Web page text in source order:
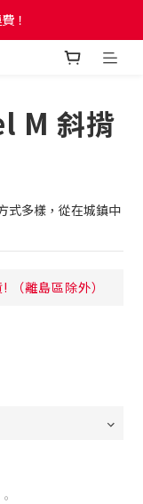
！
！
分! 儲夠50分當1蚊!
M 斜揹
式多樣，從在城鎮中
離島區除外）